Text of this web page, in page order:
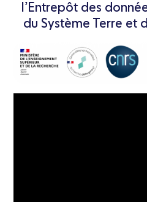
l’Entrepôt des
du Système Terre et